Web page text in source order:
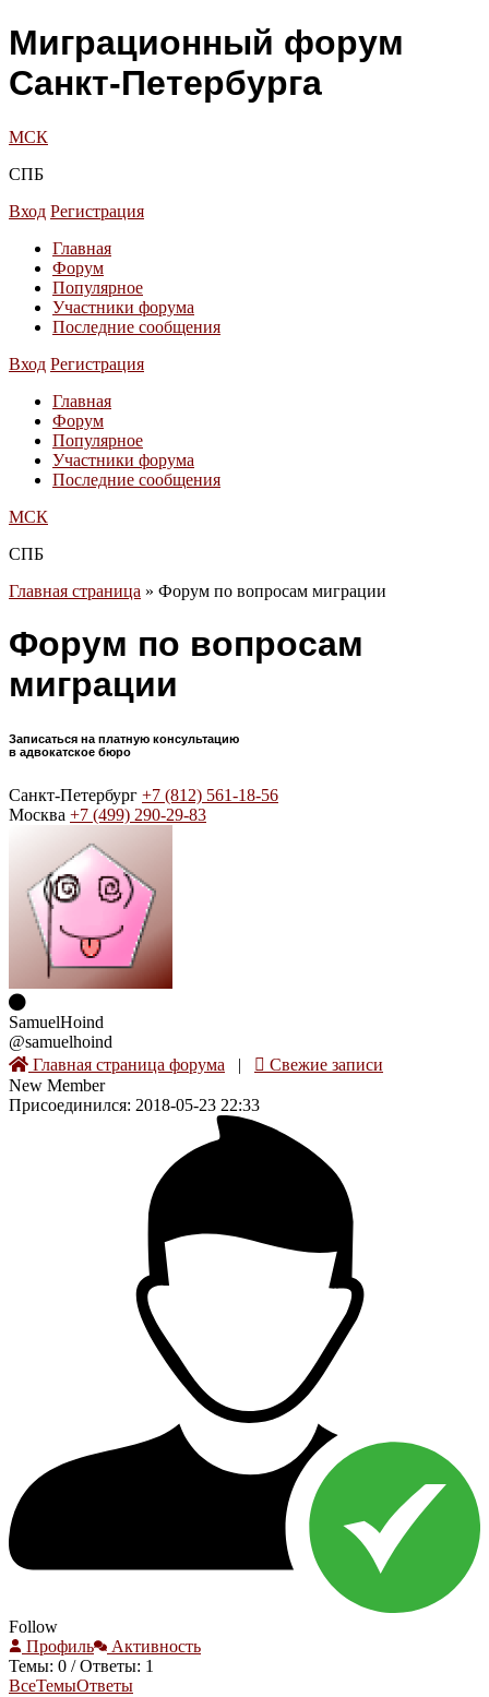
Миграционный форум
Санкт-Петербурга
МСК
СПБ
Вход Регистрация
Главная
Форум
Популярное
Участники форума
Последние сообщения
Вход Регистрация
Главная
Форум
Популярное
Участники форума
Последние сообщения
МСК
СПБ
Главная страница » Форум по вопросам миграции
Форум по вопросам
миграции
Записаться на платную консультацию
в адвокатское бюро
Санкт-Петербург +7 (812) 561-18-56
Москва +7 (499) 290-29-83
SamuelHoind
@samuelhoind
Главная страница форума |
Свежие записи
New Member
Присоединился: 2018-05-23 22:33
Follow
Профиль
Активность
Темы: 0 / Ответы: 1
ВсеТемыОтветы